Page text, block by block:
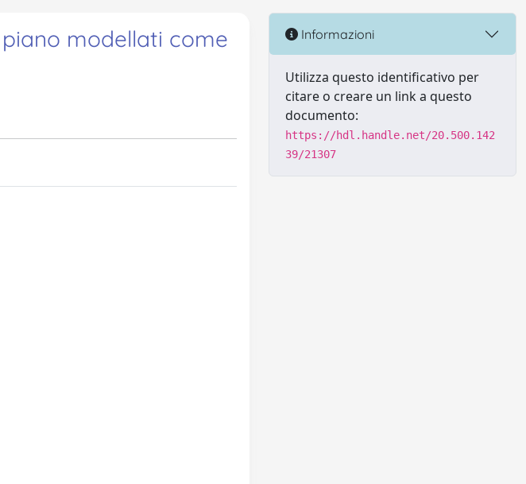
modellati come
Informazioni
Utilizza questo identificativo per
citare o creare un link a questo
documento:
https://hdl.handle.net/20.500.142
39/21307